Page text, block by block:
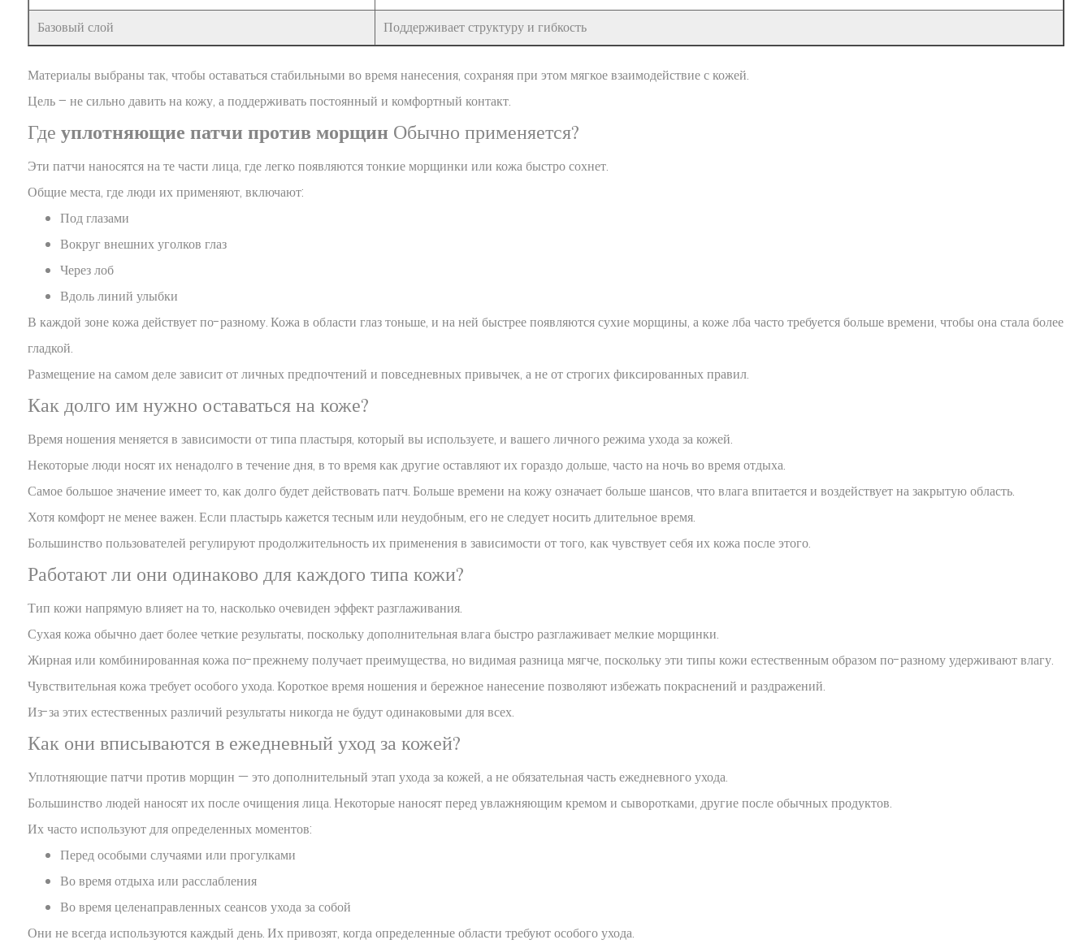
Базовый слой
Поддерживает структуру и гибкость
Материалы выбраны так, чтобы оставаться стабильными во время нанесения, сохраняя при этом мягкое взаимодействие с кожей.
Цель – не сильно давить на кожу, а поддерживать постоянный и комфортный контакт.
Где уплотняющие патчи против морщин Обычно применяется?
Эти патчи наносятся на те части лица, где легко появляются тонкие морщинки или кожа быстро сохнет.
Общие места, где люди их применяют, включают:
Под глазами
Вокруг внешних уголков глаз
Через лоб
Вдоль линий улыбки
В каждой зоне кожа действует по-разному. Кожа в области глаз тоньше, и на ней быстрее появляются сухие морщины, а коже лба часто требуется больше времени, чтобы она стала более
гладкой.
Размещение на самом деле зависит от личных предпочтений и повседневных привычек, а не от строгих фиксированных правил.
Как долго им нужно оставаться на коже?
Время ношения меняется в зависимости от типа пластыря, который вы используете, и вашего личного режима ухода за кожей.
Некоторые люди носят их ненадолго в течение дня, в то время как другие оставляют их гораздо дольше, часто на ночь во время отдыха.
Самое большое значение имеет то, как долго будет действовать патч. Больше времени на кожу означает больше шансов, что влага впитается и воздействует на закрытую область.
Хотя комфорт не менее важен. Если пластырь кажется тесным или неудобным, его не следует носить длительное время.
Большинство пользователей регулируют продолжительность их применения в зависимости от того, как чувствует себя их кожа после этого.
Работают ли они одинаково для каждого типа кожи?
Тип кожи напрямую влияет на то, насколько очевиден эффект разглаживания.
Сухая кожа обычно дает более четкие результаты, поскольку дополнительная влага быстро разглаживает мелкие морщинки.
Жирная или комбинированная кожа по-прежнему получает преимущества, но видимая разница мягче, поскольку эти типы кожи естественным образом по-разному удерживают влагу.
Чувствительная кожа требует особого ухода. Короткое время ношения и бережное нанесение позволяют избежать покраснений и раздражений.
Из-за этих естественных различий результаты никогда не будут одинаковыми для всех.
Как они вписываются в ежедневный уход за кожей?
Уплотняющие патчи против морщин — это дополнительный этап ухода за кожей, а не обязательная часть ежедневного ухода.
Большинство людей наносят их после очищения лица. Некоторые наносят перед увлажняющим кремом и сыворотками, другие после обычных продуктов.
Их часто используют для определенных моментов:
Перед особыми случаями или прогулками
Во время отдыха или расслабления
Во время целенаправленных сеансов ухода за собой
Они не всегда используются каждый день. Их привозят, когда определенные области требуют особого ухода.